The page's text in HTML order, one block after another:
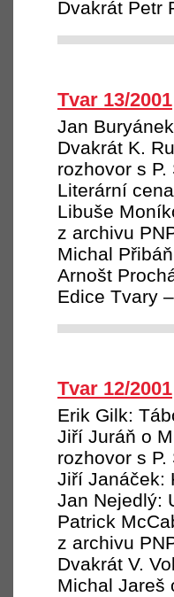
Dvakrát Petr
Tvar 13/2001
Jan
Dvakrát K.
rozhovor s
Literární
Libuše
z archivu
Michal
Arnošt
Edice Tvary
Tvar 12/2001
Erik Gilk:
Jiří Juráň o
rozhovor s P.
Jiří Janáček:
Jan Nejedlý:
Patrick
z archivu
Dvakrát V.
Michal Jareš